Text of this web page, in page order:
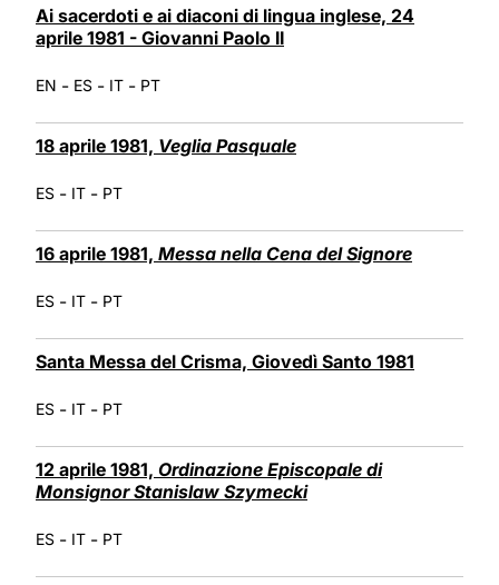
Ai sacerdoti e ai diaconi di lingua inglese, 24
aprile 1981 - Giovanni Paolo II
EN - ES - IT - PT
18 aprile 1981, Veglia Pasquale
ES - IT - PT
16 aprile 1981, Messa nella Cena del Signore
ES - IT - PT
Santa Messa del Crisma, Giovedì Santo 1981
ES - IT - PT
12 aprile 1981, Ordinazione Episcopale di
Monsignor Stanislaw Szymecki
ES - IT - PT